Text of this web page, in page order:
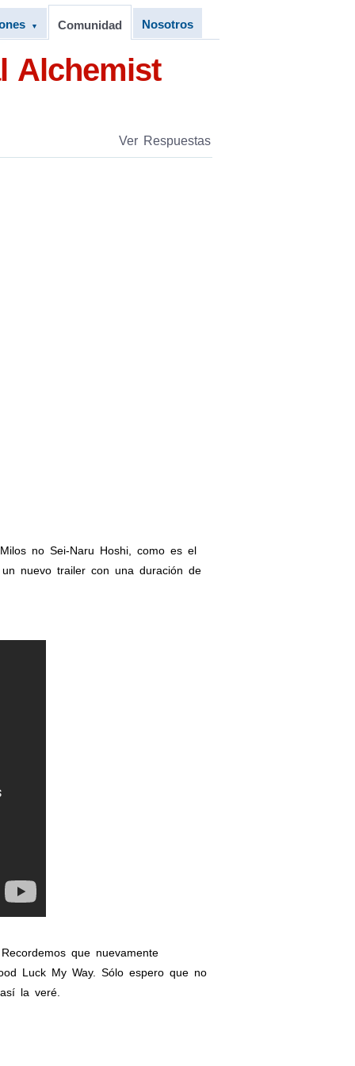
▼ Comunidad Nosotros
Alchemist
Ver Respuestas
no Sei-Naru Hoshi, como es el
nuevo trailer con una duración de
que nuevamente
Luck My Way. Sólo espero que no
la veré.